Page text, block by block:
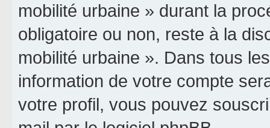
mobilité urbaine » durant la
obligatoire ou non, reste à la
mobilité urbaine ». Dans tous
information de votre compte
votre profil, vous pouvez